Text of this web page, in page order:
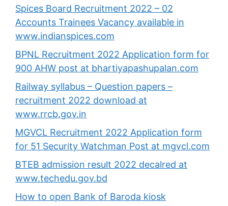
Spices Board Recruitment 2022 – 02
Accounts Trainees Vacancy available in
www.indianspices.com
BPNL Recruitment 2022 Application form for
900 AHW post at bhartiyapashupalan.com
Railway syllabus – Question papers –
recruitment 2022 download at
www.rrcb.gov.in
MGVCL Recruitment 2022 Application form
for 51 Security Watchman Post at mgvcl.com
BTEB admission result 2022 decalred at
www.techedu.gov.bd
How to open Bank of Baroda kiosk